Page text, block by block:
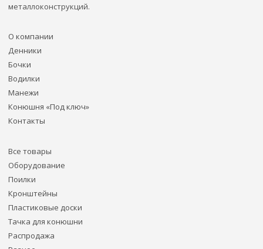
металлоконструкций.
О компании
Денники
Бочки
Водилки
Манежи
Конюшня «Под ключ»
Контакты
Все товары
Оборудование
Поилки
Кронштейны
Пластиковые доски
Тачка для конюшни
Распродажа